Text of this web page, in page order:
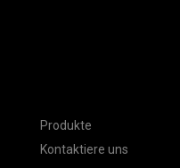
Produkte
Kontaktiere uns